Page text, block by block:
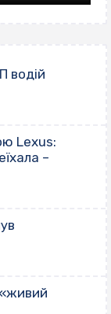
водій
Lexus:
–